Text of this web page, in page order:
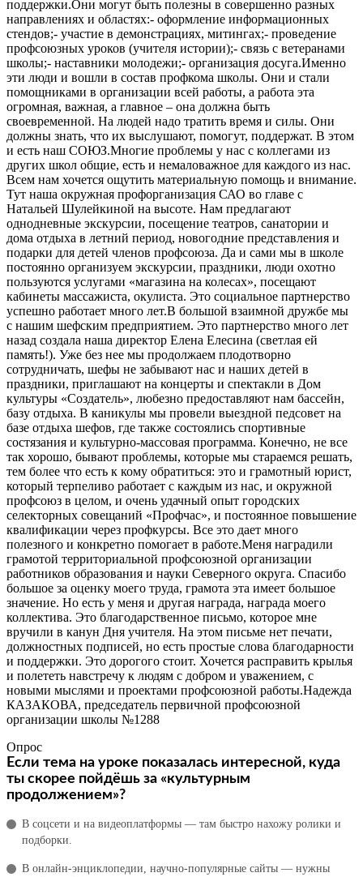
поддержки.Они могут быть полезны в совершенно разных
направлениях и областях:- оформление информационных
стендов;- участие в демонстрациях, митингах;- проведение
профсоюзных уроков (учителя истории);- связь с ветеранами
школы;- наставники молодежи;- организация досуга.Именно
эти люди и вошли в состав профкома школы. Они и стали
помощниками в организации всей работы, а работа эта
огромная, важная, а главное – она должна быть
своевременной. На людей надо тратить время и силы. Они
должны знать, что их выслушают, помогут, поддержат. В этом
и есть наш СОЮЗ.Многие проблемы у нас с коллегами из
других школ общие, есть и немаловажное для каждого из нас.
Всем нам хочется ощутить материальную помощь и внимание.
Тут наша окружная профорганизация САО во главе с
Натальей Шулейкиной на высоте. Нам предлагают
однодневные экскурсии, посещение театров, санатории и
дома отдыха в летний период, новогодние представления и
подарки для детей членов профсоюза. Да и сами мы в школе
постоянно организуем экскурсии, праздники, люди охотно
пользуются услугами «магазина на колесах», посещают
кабинеты массажиста, окулиста. Это социальное партнерство
успешно работает много лет.В большой взаимной дружбе мы
с нашим шефским предприятием. Это партнерство много лет
назад создала наша директор Елена Елесина (светлая ей
память!). Уже без нее мы продолжаем плодотворно
сотрудничать, шефы не забывают нас и наших детей в
праздники, приглашают на концерты и спектакли в Дом
культуры «Создатель», любезно предоставляют нам бассейн,
базу отдыха. В каникулы мы провели выездной педсовет на
базе отдыха шефов, где также состоялись спортивные
состязания и культурно-массовая программа. Конечно, не все
так хорошо, бывают проблемы, которые мы стараемся решать,
тем более что есть к кому обратиться: это и грамотный юрист,
который терпеливо работает с каждым из нас, и окружной
профсоюз в целом, и очень удачный опыт городских
селекторных совещаний «Профчас», и постоянное повышение
квалификации через профкурсы. Все это дает много
полезного и конкретно помогает в работе.Меня наградили
грамотой территориальной профсоюзной организации
работников образования и науки Северного округа. Спасибо
большое за оценку моего труда, грамота эта имеет большое
значение. Но есть у меня и другая награда, награда моего
коллектива. Это благодарственное письмо, которое мне
вручили в канун Дня учителя. На этом письме нет печати,
должностных подписей, но есть простые слова благодарности
и поддержки. Это дорогого стоит. Хочется расправить крылья
и полететь навстречу к людям с добром и уважением, с
новыми мыслями и проектами профсоюзной работы.Надежда
КАЗАКОВА, председатель первичной профсоюзной
организации школы №1288
Опрос
Если тема на уроке показалась интересной, куда
ты скорее пойдёшь за «культурным
продолжением»?
В соцсети и на видеоплатформы — там быстро нахожу ролики и
подборки.
В онлайн‑энциклопедии, научно‑популярные сайты — нужны